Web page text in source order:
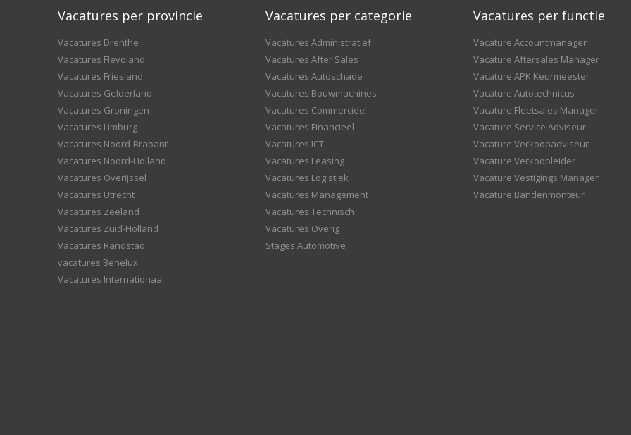
Vacatures per provincie
Vacatures Drenthe
Vacatures Flevoland
Vacatures Friesland
Vacatures Gelderland
Vacatures Groningen
Vacatures Limburg
Vacatures Noord-Brabant
Vacatures Noord-Holland
Vacatures Overijssel
Vacatures Utrecht
Vacatures Zeeland
Vacatures Zuid-Holland
Vacatures Randstad
vacatures Benelux
Vacatures Internationaal
Vacatures per categorie
Vacatures Administratief
Vacatures After Sales
Vacatures Autoschade
Vacatures Bouwmachines
Vacatures Commercieel
Vacatures Financieel
Vacatures ICT
Vacatures Leasing
Vacatures Logistiek
Vacatures Management
Vacatures Technisch
Vacatures Overig
Stages Automotive
Vacatures per functie
Vacature Accountmanager
Vacature Aftersales Manager
Vacature APK Keurmeester
Vacature Autotechnicus
Vacature Fleetsales Manager
Vacature Service Adviseur
Vacature Verkoopadviseur
Vacature Verkoopleider
Vacature Vestigings Manager
Vacature Bandenmonteur